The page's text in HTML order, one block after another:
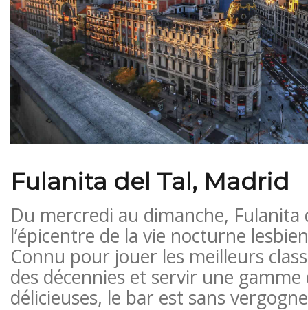
Fulanita del Tal, Madrid
Du mercredi au dimanche, Fulanita
l’épicentre de la vie nocturne
Connu pour jouer les meilleurs
des décennies et servir une gamme
délicieuses, le bar est sans